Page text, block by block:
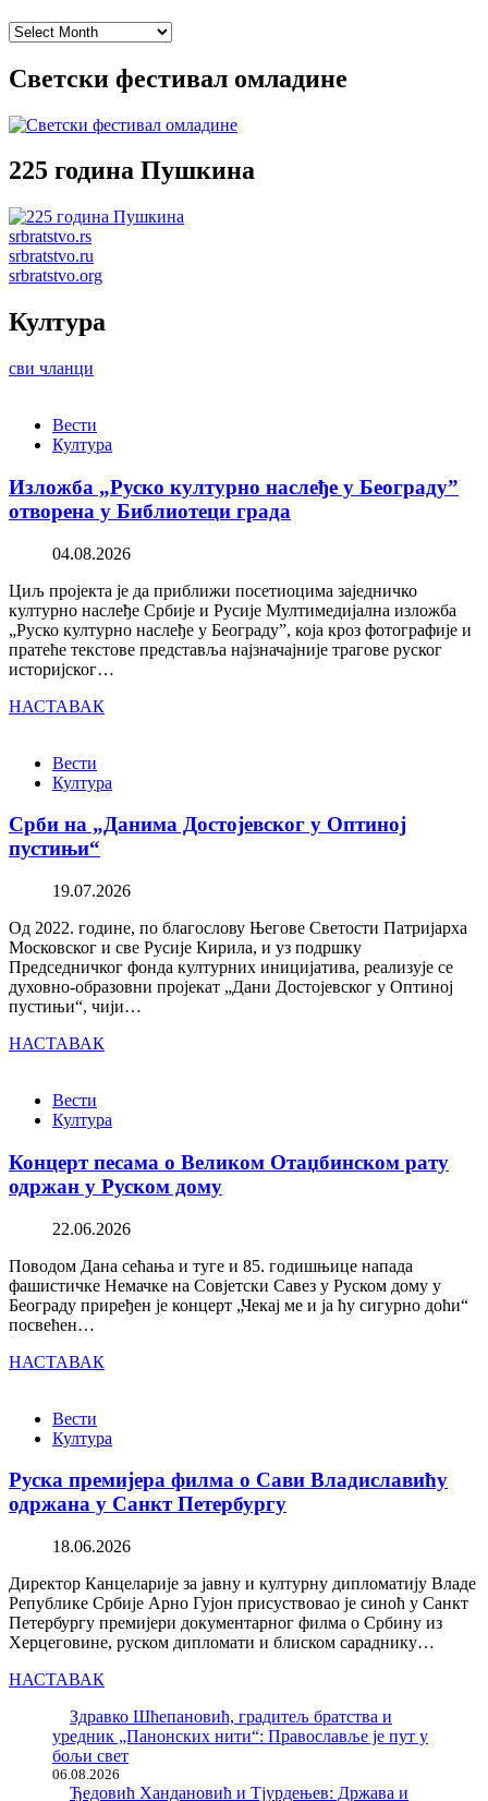
Archives
Светски фестивал омладине
225 година Пушкина
srbratstvo.rs
srbratstvo.ru
srbratstvo.org
Култура
сви чланци
Вести
Култура
Изложба „Руско културно наслеђе у Београду”
отворена у Библиотеци града
04.08.2026
Циљ пројекта је да приближи посетиоцима заједничко
културно наслеђе Србије и Русије Мултимедијална изложба
„Руско културно наслеђе у Београду”, која кроз фотографије и
пратеће текстове представља најзначајније трагове руског
историјског…
НАСТАВАК
Вести
Култура
Срби на „Данима Достојевског у Оптиној
пустињи“
19.07.2026
Од 2022. године, по благослову Његове Светости Патријарха
Московског и све Русије Кирила, и уз подршку
Председничког фонда културних иницијатива, реализује се
духовно-образовни пројекат „Дани Достојевског у Оптиној
пустињи“, чији…
НАСТАВАК
Вести
Култура
Концерт песама о Великом Отаџбинском рату
одржан у Руском дому
22.06.2026
Поводом Дана сећања и туге и 85. годишњице напада
фашистичке Немачке на Совјетски Савез у Руском дому у
Београду приређен је концерт „Чекај ме и ја ћу сигурно доћи“
посвећен…
НАСТАВАК
Вести
Култура
Руска премијера филма о Сави Владиславићу
одржана у Санкт Петербургу
18.06.2026
Директор Канцеларије за јавну и културну дипломатију Владе
Републике Србије Арно Гујон присуствовао је синоћ у Санкт
Петербургу премијери документарног филма о Србину из
Херцеговине, руском дипломати и блиском сараднику…
НАСТАВАК
Здравко Шћепановић, градитељ братства и
уредник „Панонских нити“: Православље је пут у
бољи свет
06.08.2026
Ђедовић Хандановић и Тјурдењев: Држава и